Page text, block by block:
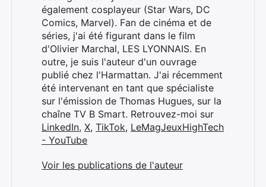
également cosplayeur (Star Wars, DC
Comics, Marvel). Fan de cinéma et de
séries, j'ai été figurant dans le film
d'Olivier Marchal, LES LYONNAIS. En
outre, je suis l'auteur d'un ouvrage
publié chez l'Harmattan. J'ai récemment
été intervenant en tant que spécialiste
sur l'émission de Thomas Hugues, sur la
chaîne TV B Smart. Retrouvez-moi sur
LinkedIn, X, TikTok, LeMagJeuxHighTech
- YouTube
Voir les publications de l'auteur